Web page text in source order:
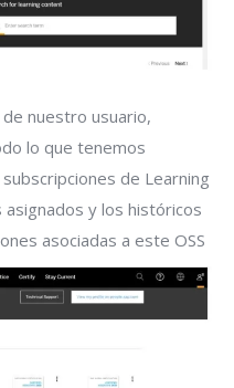
nuestro usuario,
lo que tenemos
de Learning
y los históricos
asociadas a este OSS